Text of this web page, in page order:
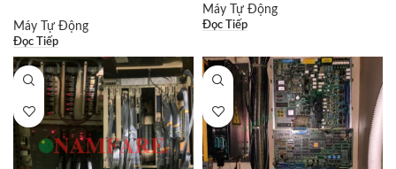
Máy Tự Động
Đọc Tiếp
Máy Tự Động
Đọc Tiếp